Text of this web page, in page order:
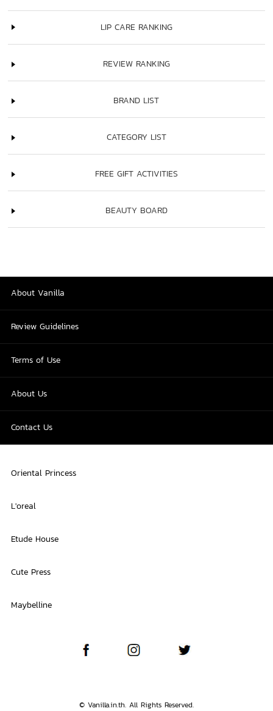
LIP CARE RANKING
REVIEW RANKING
BRAND LIST
CATEGORY LIST
FREE GIFT ACTIVITIES
BEAUTY BOARD
About Vanilla
Review Guidelines
Terms of Use
About Us
Contact Us
Oriental Princess
L'oreal
Etude House
Cute Press
Maybelline
© Vanilla.in.th. All Rights Reserved.